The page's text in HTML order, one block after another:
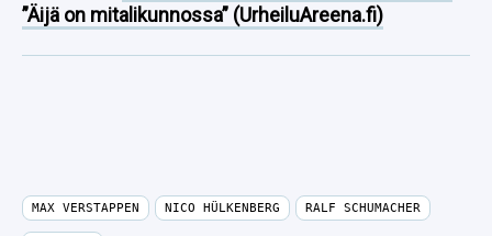
”Äijä on mitalikunnossa” (UrheiluAreena.fi)
MAX VERSTAPPEN NICO HÜLKENBERG RALF SCHUMACHER